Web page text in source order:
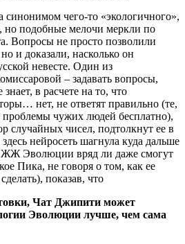
синонимом чего-то «экологичного»,
но подобные мелочи меркли по
Вопросы не просто позволили
и доказали, насколько он
невесте. Один из
– задавать вопросы,
в расчете на то, что
нет, не ответят правильно (те,
чужих людей бесплатно),
случайных чисел, подтолкнут ее в
нейросеть шагнула куда дальше
ЖЖ Эволюции вряд ли даже смогут
Пика, не говоря о том, как ее
показав, что
Чат Джипити может
Эволюции лучше, чем сама